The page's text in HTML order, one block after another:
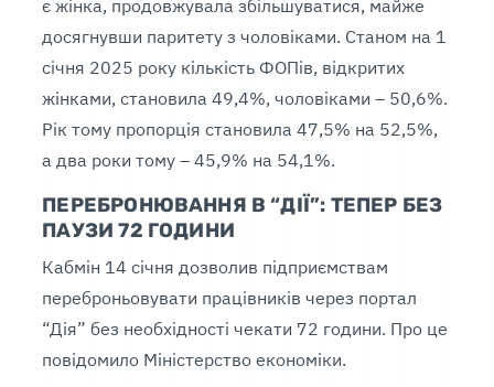
є жінка, продовжувала збільшуватися, майже
досягнувши паритету з чоловіками. Станом на 1
січня 2025 року кількість ФОПів, відкритих
жінками, становила 49,4%, чоловіками – 50,6%.
Рік тому пропорція становила 47,5% на 52,5%,
а два роки тому – 45,9% на 54,1%.
ПЕРЕБРОНЮВАННЯ В “ДІЇ”: ТЕПЕР БЕЗ
ПАУЗИ 72 ГОДИНИ
Кабмін 14 січня дозволив підприємствам
переброньовувати працівників через портал
“Дія” без необхідності чекати 72 години. Про це
повідомило Міністерство економіки.